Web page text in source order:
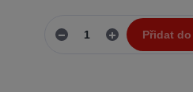
Přidat